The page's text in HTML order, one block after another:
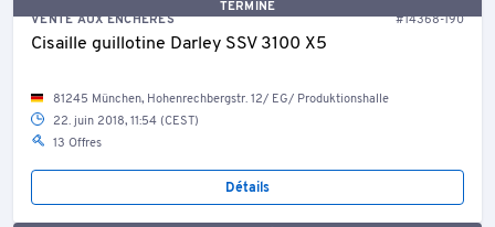
TERMINÉ
VENTE AUX ENCHÈRES
#14368-190
Cisaille guillotine Darley SSV 3100 X5
81245 München, Hohenrechbergstr. 12/ EG/ Produktionshalle
22. juin 2018, 11:54 (CEST)
13 Offres
Détails